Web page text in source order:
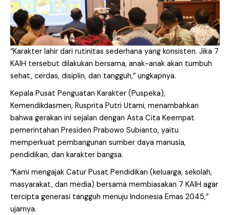
“Karakter lahir dari rutinitas sederhana yang konsisten. Jika 7
KAIH tersebut dilakukan bersama, anak-anak akan tumbuh
sehat, cerdas, disiplin, dan tangguh,” ungkapnya.
Kepala Pusat Penguatan Karakter (Puspeka),
Kemendikdasmen, Rusprita Putri Utami, menambahkan
bahwa gerakan ini sejalan dengan Asta Cita Keempat
pemerintahan Presiden Prabowo Subianto, yaitu
memperkuat pembangunan sumber daya manusia,
pendidikan, dan karakter bangsa.
“Kami mengajak Catur Pusat Pendidikan (keluarga, sekolah,
masyarakat, dan media) bersama membiasakan 7 KAIH agar
tercipta generasi tangguh menuju Indonesia Emas 2045,”
ujarnya.